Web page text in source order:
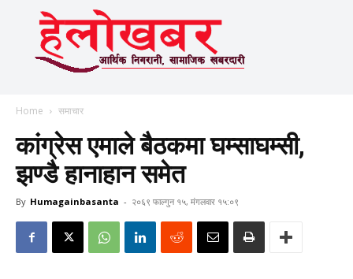
Home समाचार
कांग्रेस एमाले बैठकमा घम्साघम्सी,
झण्डै हानाहान समेत
By Humagainbasanta - २०६९ फाल्गुन १५, मंगलवार १५:०९